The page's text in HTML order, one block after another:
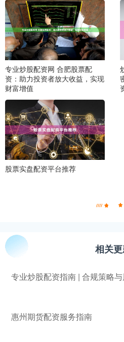
专业炒股配资网 合肥股票配
资：助力投资者放大收益，实现
财富增值
股票实盘配资平台推荐
相关
专业炒股配资指南 | 合规策略
惠州期货配资服务指南